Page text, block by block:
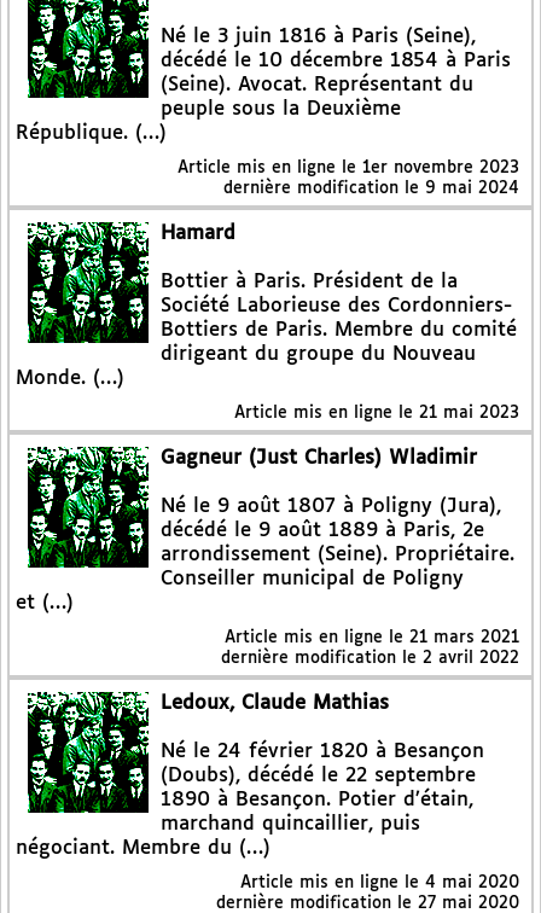
Né le 3 juin 1816 à Paris (Seine),
décédé le 10 décembre 1854 à Paris
(Seine). Avocat. Représentant du
peuple sous la Deuxième
République. (…)
Article mis en ligne le 1er novembre 2023
dernière modification le 9 mai 2024
Hamard
Bottier à Paris. Président de la
Société Laborieuse des Cordonniers-
Bottiers de Paris. Membre du comité
dirigeant du groupe du Nouveau
Monde. (…)
Article mis en ligne le 21 mai 2023
Gagneur (Just Charles) Wladimir
Né le 9 août 1807 à Poligny (Jura),
décédé le 9 août 1889 à Paris, 2e
arrondissement (Seine). Propriétaire.
Conseiller municipal de Poligny
et (…)
Article mis en ligne le 21 mars 2021
dernière modification le 2 avril 2022
Ledoux, Claude Mathias
Né le 24 février 1820 à Besançon
(Doubs), décédé le 22 septembre
1890 à Besançon. Potier d’étain,
marchand quincaillier, puis
négociant. Membre du (…)
Article mis en ligne le 4 mai 2020
dernière modification le 27 mai 2020